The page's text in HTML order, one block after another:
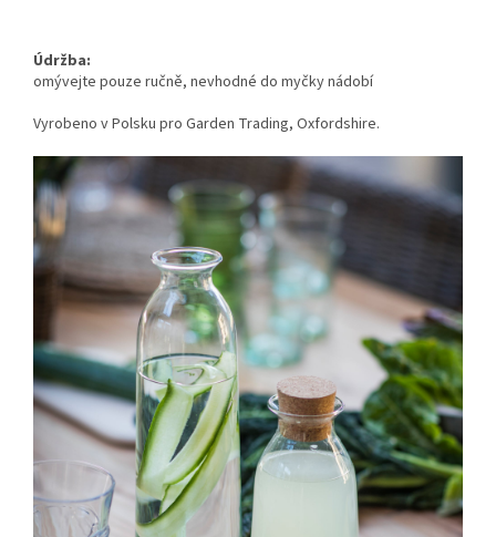
Údržba:
omývejte pouze ručně, nevhodné do myčky nádobí
Vyrobeno v Polsku pro Garden Trading, Oxfordshire.